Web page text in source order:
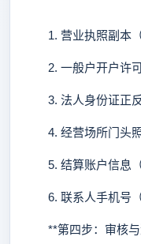
1. 营业执照副本（
2. 一般户开户许
3. 法人身份证正
4. 经营场所门头照
5. 结算账户信息（
6. 联系人手机号（
**第四步：审核与